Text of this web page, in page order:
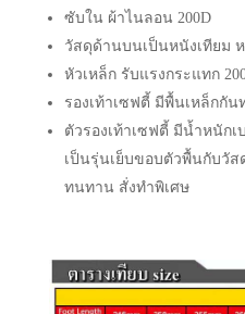
ซับใน ผ้าไนลอน 200D
วัสดุด้านบนเป็นหนังเทียม
หัวเหล็ก รับแรงกระแทก
รองเท้าเซฟตี้ มีพื้นเหล็กกัน
ตัวรองเท้าเซฟตี้ มีน้ำหนักเ
เป็นรุ่นเย็บขอบตัวพื้นกับวั
ทนทาน สั่งทำพิเศษ